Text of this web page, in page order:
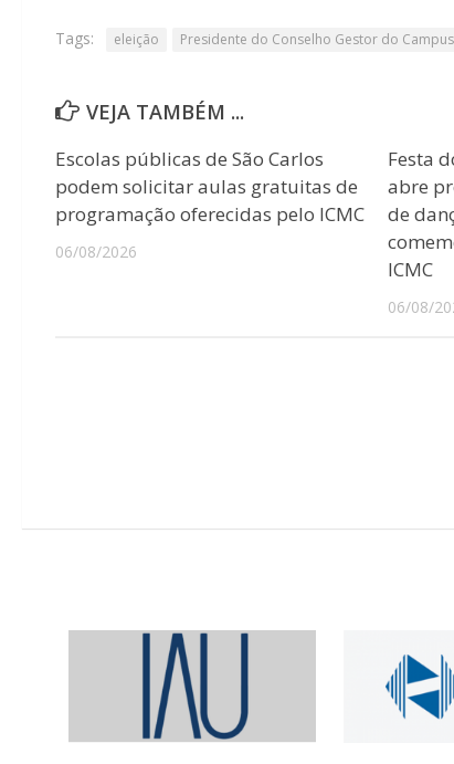
Tags: eleição Presidente do Conselho Gestor do Campus
VEJA TAMBÉM ...
Escolas públicas de São Carlos
podem solicitar aulas gratuitas de
programação oferecidas pelo ICMC
06/08/2026
Festa
abre
de
ICMC
06/08/